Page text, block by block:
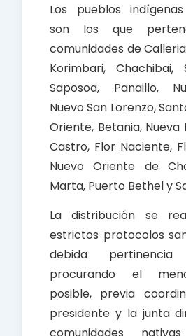
Los pueblos
son los que
comunidades de
Korimbari, Chachibai,
Saposoa, Panaillo,
Nuevo San Lorenzo,
Oriente, Betania, Nueva
Castro, Flor Naciente,
Nuevo Oriente de
Marta, Puerto Bethel y
La distribución se
estrictos protocolos
debida
procurando el
posible, previa
presidente y la junta
comunidades